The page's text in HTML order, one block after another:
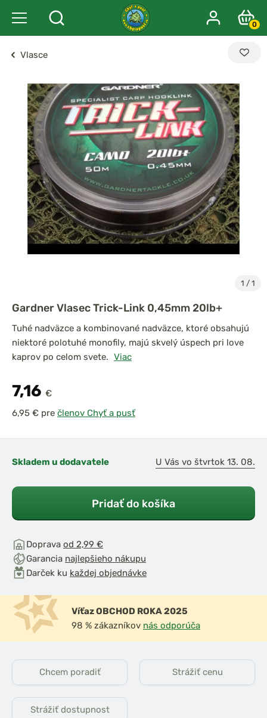
0
Vlasce
1 / 1
Gardner Vlasec Trick-Link 0,45mm 20lb+
Tuhé nadväzce a kombinované nadväzce, ktoré obsahujú
niektoré polotuhé monofily, majú skvelý úspech pri love
kaprov po celom svete. Viac
7,16 €
pre členov Chyť a pusť
Skladem u dodavatele U Vás vo štvrtok 13. 08.
Pridať do košíka
Doprava od 2,99 €
Garancia najlepšieho nákupu
Darček ku každej objednávke
Víťaz OBCHOD ROKA 2025
98 % zákazníkov nás odporúča
Chcem poradiť Strážiť cenu
Strážiť dostupnost